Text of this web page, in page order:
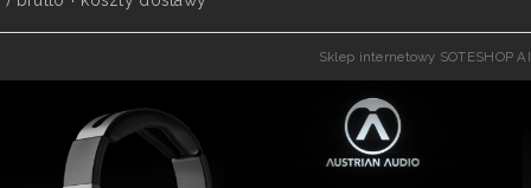
Sklep internetowy SOTESHOP AI